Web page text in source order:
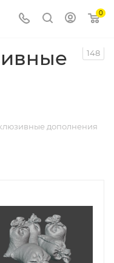
0
148
дополнения